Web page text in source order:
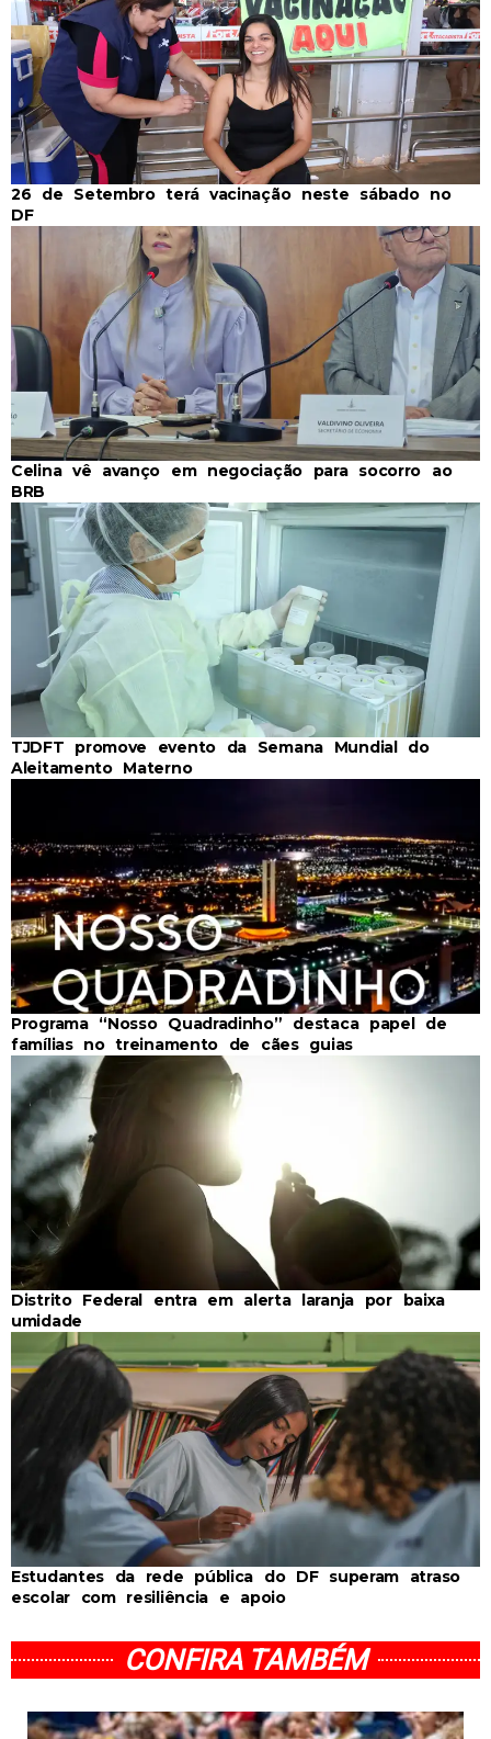
26 de Setembro terá vacinação neste sábado no
DF
Celina vê avanço em negociação para socorro ao
BRB
TJDFT promove evento da Semana Mundial do
Aleitamento Materno
Programa “Nosso Quadradinho” destaca papel de
famílias no treinamento de cães guias
Distrito Federal entra em alerta laranja por baixa
umidade
Estudantes da rede pública do DF superam atraso
escolar com resiliência e apoio
CONFIRA TAMBÉM